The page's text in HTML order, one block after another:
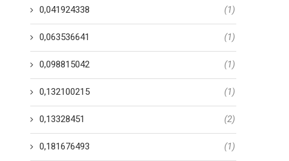
0,041924338 (1)
0,063536641 (1)
0,098815042 (1)
0,132100215 (1)
0,13328451 (2)
0,181676493 (1)